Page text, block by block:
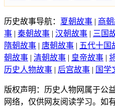
历史故事导航： 夏朝故事 | 商
事 | 秦朝故事 | 汉朝故事 | 三国
隋朝故事 | 唐朝故事 | 五代十国
朝故事 | 清朝故事 | 皇帝故事 |
历史人物故事 | 后宫故事 | 国学
版权声明：历史人物网属于公
网络，仅供网友阅读学习。如